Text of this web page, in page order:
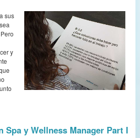
sus
y
y Wellness Manager Part I